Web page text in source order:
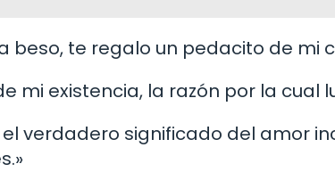
beso, te regalo un pedacito de mi
mi existencia, la razón por la cual
el verdadero significado del amor